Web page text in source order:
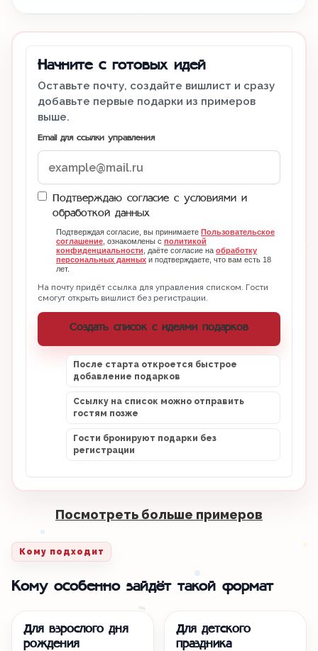
Начните с готовых идей
Оставьте почту, создайте вишлист и сразу
добавьте первые подарки из примеров
выше.
Email для ссылки управления
Подтверждаю согласие с условиями и
обработкой данных
Подтверждая согласие, вы принимаете Пользовательское
соглашение, ознакомлены с политикой
конфиденциальности, даёте согласие на обработку
персональных данных и подтверждаете, что вам есть 18
лет.
На почту придёт ссылка для управления списком. Гости
смогут открыть вишлист без регистрации.
Создать список с идеями подарков
После старта откроется быстрое
добавление подарков
Ссылку на список можно отправить
гостям позже
Гости бронируют подарки без
регистрации
Посмотреть больше примеров
Кому подходит
Кому особенно зайдёт такой формат
Для взрослого дня
рождения
Для детского
праздника